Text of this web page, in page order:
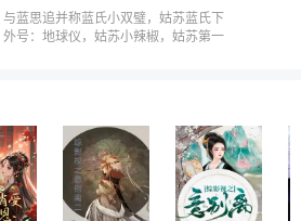
蓝思追并称蓝氏小双璧，姑苏蓝氏下
号：地球仪，姑苏小辣椒，姑苏第一